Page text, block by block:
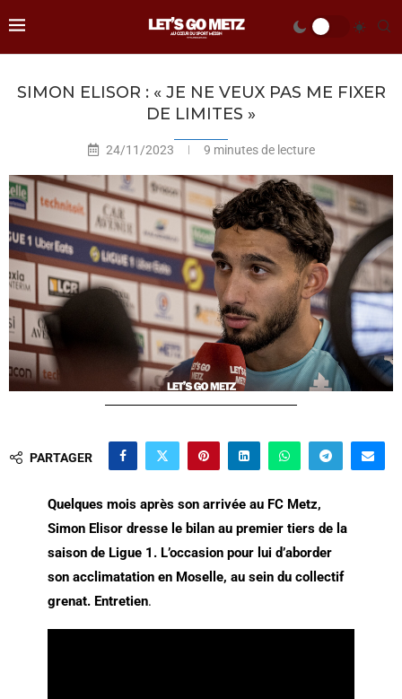
SIMON ELISOR : « JE NE VEUX PAS ME FIXER
DE LIMITES »
24/11/2023 9 minutes de lecture
PARTAGER
Quelques mois après son arrivée au FC Metz,
Simon Elisor dresse le bilan au premier tiers de la
saison de Ligue 1. L’occasion pour lui d’aborder
son acclimatation en Moselle, au sein du collectif
grenat. Entretien.